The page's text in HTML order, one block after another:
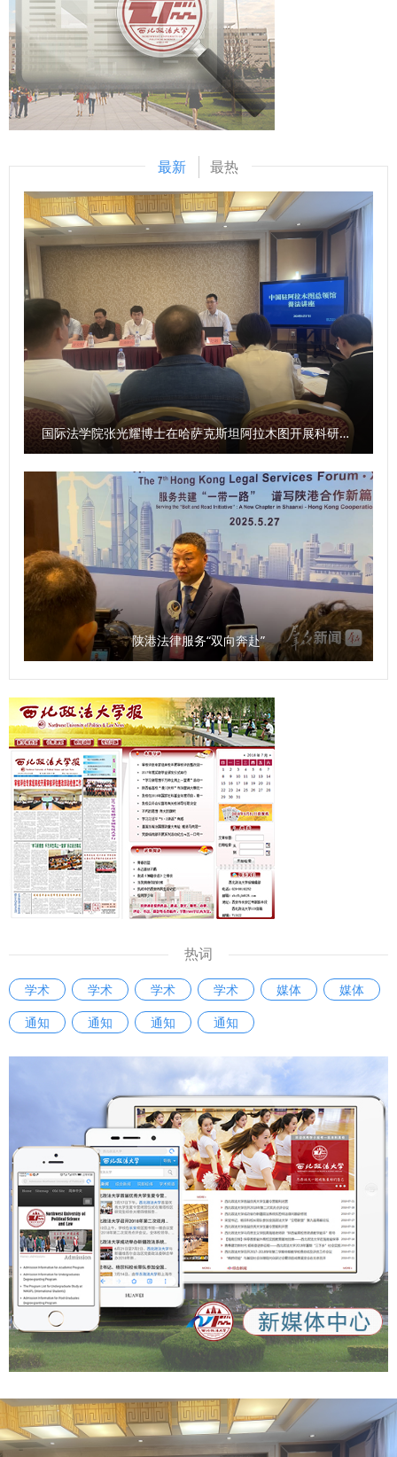
他指出，“十五五”既是开局之年，也是学校深化改革、追赶超
越的重要时期，每一位西法大人都是主角，他号召全体师生继
续同心同行，共同建设一个更有实力、更有情怀、更有温度的
西北政法大学，在服务全面依法治国和中国式现代化的征程
中，书写属于西法大人的辉煌篇章。 整场晚会以“强国有
于一体，生动展现了我校师生昂扬向上的精神风貌和学校浓厚
的文化积淀。节目形式多样、内涵丰富，既有青春飞扬的现代
演绎，也有厚重深沉的红色传承；既有高雅艺术的精彩呈现，
也有中华优秀传统文化的创新表达。 晚会在欢腾热烈的开场
舞《欢欢喜喜迎新年》与《青春“员”舞曲》中拉开帷幕，幼儿
园小朋友与法治学院 法律硕士教育学院教师联袂演出，以跃
动的舞姿、绚丽的灯光瞬间点燃全场气氛。国际法学院（国际
仲裁学院）教师化身时光摆渡人，一段《影视老歌“忆”起
唱》，带领观众在经典旋律中回味岁月深情；教职工健身操协
会表演的《扇舞山河 岁启华章》，以翩跹舞姿演绎国风雅
韵，展现文化自信。混声合唱《彩虹》、器乐合奏《快乐的女
战士》以及秦腔与摇滚的创新融合，为观众带来一场浸润高雅
艺术气息、饱含传统文化底蕴的视听盛宴。 离退处终南秀合
唱团深情演绎《满城烟花》，温柔歌声中传递岁月静好的烟花
盛景；由六名教师联袂献唱的《歌曲串烧》，以动人旋律诠释
鼓舞、传承与同心；国际教育学院留学生带来的歌舞串烧《来
自故乡的礼物》，展现了跨越山海的文化交融；新闻传播学院
（艺术学院）师生们以歌为媒，《朋友》的真诚与《世间始终
你好》的豪情流淌而出，与现场观众和声相互交融，汇成一片
动人声浪，让融融暖意洋溢全场；舞蹈《俑生俑世》是一场古
唱《先驱》让观众在激昂的旋律中回望初心；商学院（管理学
院）与刑事法学院的教师合唱《世界赠予我的》《祖国不会忘
记》，老师们以歌为镜，映照出对祖国的清澈挚爱与对未来的
热切眺望。 诗朗诵《根脉与征途：西法大八十八载答问》更
是将晚会推向高潮，校领导们以真挚的情感、铿锵的语调，诉
说了西法大栉风沐雨砥砺行、春华秋实满庭芳的发展历程与盈
枝硕果，成为新年最深沉、最有力的序曲。 晚会还特设了动
人的校友祝福环节，将千里之外的牵挂，汇于咫尺屏幕。不同
城市的地标与校友们的笑意在画面中流转，凝成这个冬日夜晚
最温暖的集体记忆。无论身处何方，西法大人的心始终与母校
同频共振，这份跨越山海的赤子情怀，正是学校发展最深厚的
师、刚开启学术旅程的青年学子相继起身，纷纷道出感恩与珍
重，将岁月的沉淀与初心的炽热，融进简短却厚重的话语里。
校迈向新征程上的澎湃回响。 晚会的终章，在《西北政法大
学校歌》的全场合唱中深情写就。激昂的旋律如潮涌起，师生
们以歌声辉映过往的耕耘，以共鸣汇聚崭新的征途。 此次迎
新年联欢晚会，既是一幅师生共绘的才情画卷，也是一席凝心
聚力的精神盛宴，充分彰显了学校昂扬向上的奋进气象。新的
一年，全校师生将以更加饱满的热情、更加昂扬的姿态，投身
于学校建设与发展的各项事业中，共同书写学校高质量发展的
新篇章。 （供稿：校工会 撰稿：崔静 摄影：杜超英 审核：戴
鲲）
工作作风和协同奋进的责任担当。 高翔在总结中表示，新一
届班子成员彼此熟悉、协作顺畅，形成了良好的工作氛围，这
是推动学院发展的坚实基础。班子成员要始终秉持“相互补
台、各守其位”的工作原则，心往一处想、劲往一处使，凝聚
起攻坚克难、干事创业的强大合力。他勉励大家要坚定发展信
心，以高度的责任感和使命感，立足岗位职责，勇于创新突
破，切实把会议共识转化为推动工作的实际行动，奋力把学院
各项工作推上新台阶，为学校高质量发展和法治中国建设贡献
行政法学院（纪检监察学院）的智慧与力量。 （供稿：行政
法学院（纪检监察学院） 撰稿：王昕 审核：高翔）
书记在党的二十届四中全会上的重要讲话精神和《中共中央关
于制定国民经济和社会发展第十五个五年规划的建议》，组织
社科界深入研究阐释党的二十届四中全会提出的重要思想观
点、重大战略部署，大力推动实践基础上的理论创新，着力推
出一批有理论深度、有实践价值的高质量研究成果，为深入学
习宣传贯彻党的二十届四中全会精神提供坚实学理支撑。
四、招标数量和资助强度 本次重大专项招标共确定124个招
标选题，根据投标情况和课题质量，每个研究方向原则上确立
1项中标课题；每项资助经费60—80万元。 五、投标资格要
求 （一）投标责任单位须具备下列条件： 1.在相关研究领域
具有较强的科研力量和深厚的学术积累。 2.设有专门负责科
研管理工作的职能部门。 3.能够为开展重大专项研究工作提
供良好条件。 （二）投标人须具备下列条件： 1.遵守中华人
民共和国宪法和法律，遵守国家社会科学基金各项管理规定；
在相关研究领域具有深厚的学术造诣和丰富的科研经验，品行
端正，学风优良；具有正高级专业技术职称或厅局级（含）以
上领导职务，能够承担实质性研究工作并担负科研组织指导职
责；每个投标团队首席专家只能为一人。 2.在研的国家社会
科学基金重大项目和重大研究专项、马克思主义理论研究和建
设工程重大项目、教育部哲学社会科学研究重大课题攻关项目
及其他国家级科研重大项目的首席专家，不能作为首席专家参
加本次投标。 3.首席专家只能投标一个项目，且不能作为子
课题负责人或课题组成员参与本次投标的其他课题。子课题负
责人须具有副高级（含）以上职称，在本批次招标中只能参与
一个投标课题，课题组成员最多参与两个投标课题。在研国家
社会科学基金重大项目、重大研究专项项目及教育部哲学社会
科学研究重大课题攻关项目的负责人，不得作为子课题负责人
参与本次投标。 六、投标课题要求 1.投标人须按照招标选题
（附后）投标，原则上不能修改选题表述，如确有需要可进行
适当微调，但不得大幅压缩或改变研究内容。本次投标须按照
新修订的《投标书》（2025年12月制）规定的内容和要求填
写申报材料。《投标书》要突出课题论证设计部分，重点介绍
研究问题、总体框架和预期目标，课题研究思路、研究重点和
创新之处，字数不得超过《投标书》限定要求。 2.投标人要
着眼服务国家需求，树立目标导向，增强问题意识，课题设计
要突出研究重点，不宜过于宽泛，避免大而全，子课题数量一
般不超过5个。每个子课题只能确定一名负责人。完成时间一
备扎实的研究基础和丰富的相关前期研究成果。投标人要紧紧
围绕重点问题深入实际调查研究，加强战略性思考，开展前瞻
性研究，应着重阐明本课题设计相对于已有研究的独到学术价
值、应用价值和社会意义。 4.投标人要树立鲜明的问题导向
研究方法等方面，体现创新的学术思想、独到的学术见解和可
能取得的突破。要注重采取多学科研究方法和组建跨学科研究
团队，发挥重大课题在科研育人方面的重要作用。 5.投标人
须提交2篇与申报选题研究领域相关的最具代表性的成果（论
文或专著），作为评审立项的重要参考。 七、投标纪律要求
1.责任单位和投标人要加强审核，切实把好政治方向关和学术
质量关。各地社科管理部门和在京委托管理机构要按工作程序
对《投标书》、投标人及科研团队进行资格审查，合格的予以
报送。 2.投标人要弘扬崇尚精品、严谨治学、注重诚信、讲
求责任的优良学风，自觉坚持公平竞争的原则，严格遵守国家
社会科学基金项目管理规定。凡有弄虚作假、抄袭剽窃、违规
违纪等行为的，一经查实即取消参评资格，5年内不得申报国
家社会科学基金项目，同时通报批评，并责成所在单位依规进
行处分，如获立项，一律撤项，并列入不良科研信用记录。
3.子课题负责人和课题组成员须为课题研究的实际参与者，且
须征得本人同意。子课题负责人须在《投标书》上签字，否则
最新 最热
国际法学院张光耀博士在哈萨克斯坦阿拉木图开展科研与社会服务活动
陕港法律服务“双向奔赴”
热词
学术 学术 学术 学术 媒体
媒体
通知
通知 通知 通知